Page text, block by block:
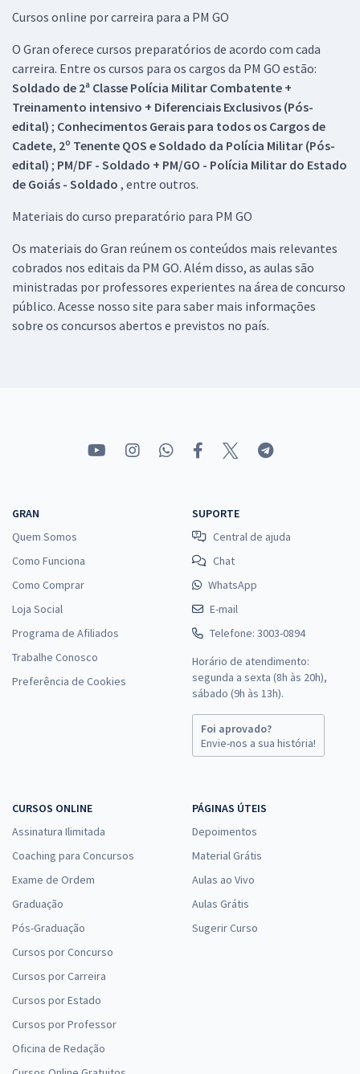
Cursos online por carreira para a PM GO
O Gran oferece cursos preparatórios de acordo com cada
carreira. Entre os cursos para os cargos da PM GO estão:
Soldado de 2ª Classe Polícia Militar Combatente +
Treinamento intensivo + Diferenciais Exclusivos (Pós-
edital) ; Conhecimentos Gerais para todos os Cargos de
Cadete, 2º Tenente QOS e Soldado da Polícia Militar (Pós-
edital) ; PM/DF - Soldado + PM/GO - Polícia Militar do Estado
de Goiás - Soldado , entre outros.
Materiais do curso preparatório para PM GO
Os materiais do Gran reúnem os conteúdos mais relevantes
cobrados nos editais da PM GO. Além disso, as aulas são
ministradas por professores experientes na área de concurso
público. Acesse nosso site para saber mais informações
sobre os concursos abertos e previstos no país.
GRAN
Quem Somos
Como Funciona
Como Comprar
Loja Social
Programa de Afiliados
Trabalhe Conosco
Preferência de Cookies
SUPORTE
Central de ajuda
Chat
WhatsApp
E-mail
Telefone: 3003-0894
Horário de atendimento:
segunda a sexta (8h às 20h),
sábado (9h às 13h).
Foi aprovado?
Envie-nos a sua história!
CURSOS ONLINE
Assinatura Ilimitada
Coaching para Concursos
Exame de Ordem
Graduação
Pós-Graduação
Cursos por Concurso
Cursos por Carreira
Cursos por Estado
Cursos por Professor
Oficina de Redação
PÁGINAS ÚTEIS
Depoimentos
Material Grátis
Aulas ao Vivo
Aulas Grátis
Sugerir Curso